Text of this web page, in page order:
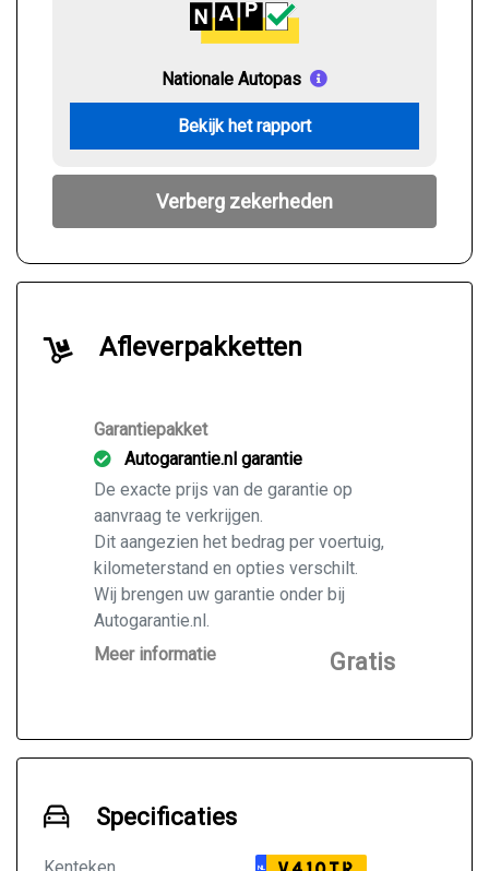
Nationale Autopas
Bekijk het rapport
Verberg zekerheden
Afleverpakketten
Garantiepakket
Autogarantie.nl garantie
De exacte prijs van de garantie op
aanvraag te verkrijgen.
Dit aangezien het bedrag per voertuig,
kilometerstand en opties verschilt.
Wij brengen uw garantie onder bij
Autogarantie.nl.
Vraag ons naar de mogelijkheden voor
Meer informatie Gratis
Specificaties
NL